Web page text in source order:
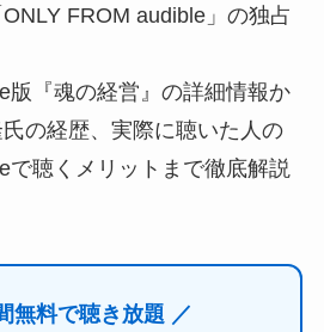
FROM audible」の独占
版『魂の経営』の詳細情報か
の経歴、実際に聴いた人の
で聴くメリットまで徹底解説
無料で聴き放題 ／